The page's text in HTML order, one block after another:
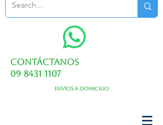
Contáctanos
09 8431 1107
Envíos a domicilio